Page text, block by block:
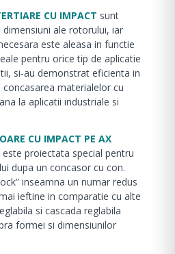
CU IMPACT sunt
ale rotorului, iar
este aleasa in functie
pentru orice tip de aplicatie
si-au demonstrat eficienta in
materialelor cu
la aplicatii industriale si
CU IMPACT PE AX
este proiectata special pentru
dupa un concasor cu con.
inseamna un numar redus
ieftine in comparatie cu alte
si cascada reglabila
formei si dimensiunilor